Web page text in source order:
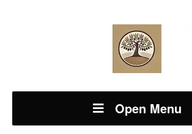
Open Menu